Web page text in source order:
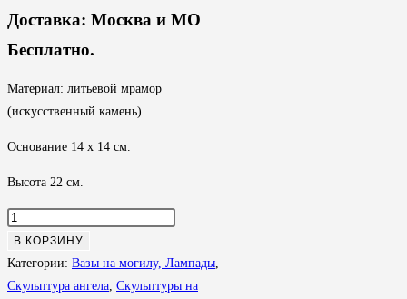
составляла
12200,00 ₽.
9590,00 ₽.
Доставка: Москва и МО
Бесплатно.
Материал: литьевой мрамор
(искусственный камень).
Основание 14 х 14 см.
Высота 22 см.
Количество
товара
Вазон
на
В КОРЗИНУ
Категории: Вазы на могилу, Лампады
Скульптура ангела Скульптуры на